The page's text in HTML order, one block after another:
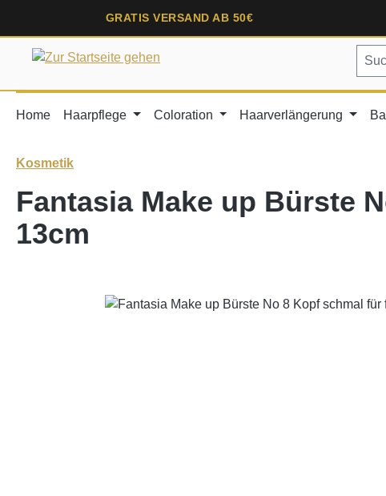
Zur Hauptnavigation springen
GRATIS VERSAND AB 50€
Home Haarpflege Coloration Haarverlängerung
Kosmetik
Fantasia Make up Bürste
13cm
Bildergalerie überspringen